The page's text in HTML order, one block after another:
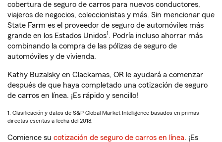
cobertura de seguro de carros para nuevos conductores,
viajeros de negocios, coleccionistas y más. Sin mencionar que
State Farm es el proveedor de seguro de automóviles más
grande en los Estados Unidos1. Podría incluso ahorrar más
combinando la compra de las pólizas de seguro de
automóviles y de vivienda.
Kathy Buzalsky en Clackamas, OR le ayudará a comenzar
después de que haya completado una cotización de seguro
de carros en línea. ¡Es rápido y sencillo!
1. Clasificación y datos de S&P Global Market Intelligence basados en primas
directas escritas a fecha del 2018.
Comience su cotización de seguro de carros en línea. ¡Es